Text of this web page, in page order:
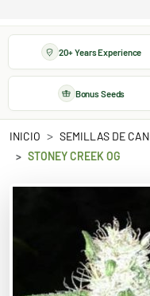
20+ Years Experience
Bonus Seeds
INICIO SEMILLAS DE
STONEY CREEK OG